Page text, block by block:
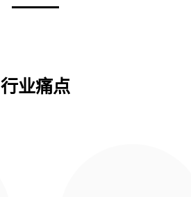
行业痛点